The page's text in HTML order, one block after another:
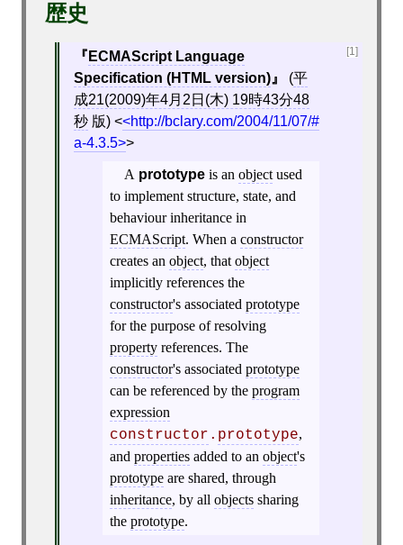
歴史
[1]
ECMAScript Language
Specification (HTML version)
(平
成21(2009)年4月2日(木) 19時43分48
秒版) < http://bclary.com/2004/11/07/#
a-4.3.5 >
A prototypeis an objectused
to implement structure, state, and
behaviour inheritance in
ECMAScript. When a constructor
creates an object, that object
implicitly references the
constructor's associated prototype
for the purpose of resolving
propertyreferences. The
constructor's associated prototype
can be referenced by the program
expression
constructor . prototype,
and propertiesadded to an object's
prototypeare shared, through
inheritance, by all objectssharing
the prototype.